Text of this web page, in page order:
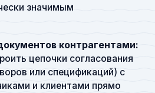
значимым
контрагентами:
цепочки согласования
или спецификаций) с
и клиентами прямо